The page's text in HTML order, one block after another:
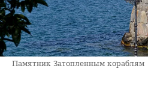
Памятник Затопленным кораблям